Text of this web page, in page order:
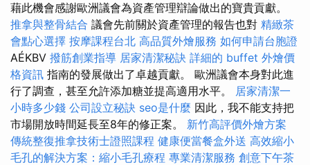
藉此機會感謝歐洲議會為資產管理辯論做出的寶貴貢獻。
推拿與整骨結合 議會先前關於資產管理的報告也對 精緻茶
會點心選擇 按摩課程台北 高品質外燴服務 如何申請台胞證
AÉKBV 撥筋創業指導 居家清潔秘訣 詳細的 buffet 外燴價
格資訊 指南的發展做出了卓越貢獻。 歐洲議會本身對此進
行了調查，甚至允許添加糖並提高適用水平。 居家清潔一
小時多少錢 公司設立秘訣 seo是什麼 因此，我不能支持把
市場開放時間延長至8年的修正案。 新竹高評價外燴方案
傳統整復推拿技術士證照課程 健康便當餐盒外送 高效縮小
毛孔的解決方案：縮小毛孔療程 專業清潔服務 創意下午茶